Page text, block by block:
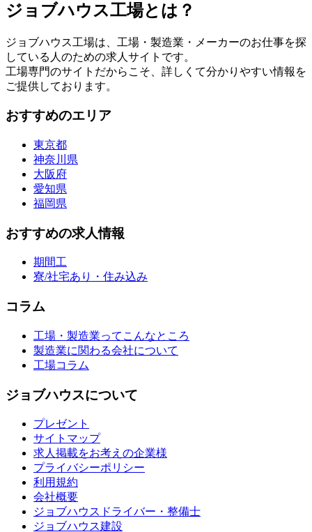
ジョブハウス工場とは？
ジョブハウス工場は、工場・製造業・メーカーのお仕事を探
している人のための求人サイトです。
工場専門のサイトだからこそ、詳しくて分かりやすい情報を
ご提供しております。
おすすめのエリア
東京都
神奈川県
大阪府
愛知県
福岡県
おすすめの求人情報
期間工
寮/社宅あり・住み込み
コラム
工場・製造業ってこんなところ
製造業に関わる会社について
工場コラム
ジョブハウスについて
プレゼント
サイトマップ
求人掲載をお考えの企業様
プライバシーポリシー
利用規約
会社概要
ジョブハウスドライバー・整備士
ジョブハウス建設